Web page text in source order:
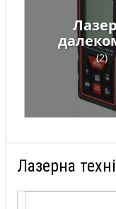
(2)
Лазерна